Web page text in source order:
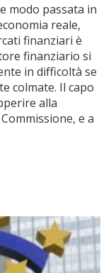
modo passata in
reale,
finanziari è
finanziario si
in difficoltà se
colmate. Il capo
alla
e a